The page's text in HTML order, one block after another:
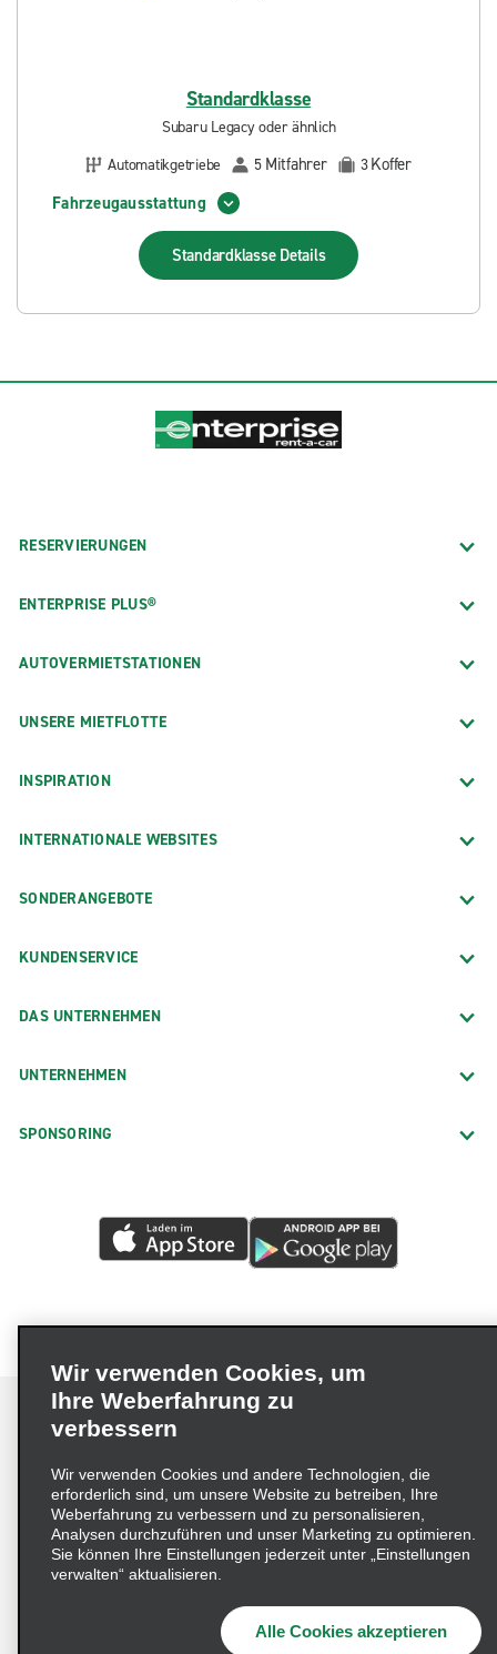
Standardklasse
Subaru Legacy oder ähnlich
Automatikgetriebe
5 Mitfahrer 3Koffer
Fahrzeugausstattung
Standardklasse Details
RESERVIERUNGEN
ENTERPRISE PLUS®
AUTOVERMIETSTATIONEN
UNSERE MIETFLOTTE
INSPIRATION
INTERNATIONALE WEBSITES
SONDERANGEBOTE
KUNDENSERVICE
DAS UNTERNEHMEN
UNTERNEHMEN
SPONSORING
Impressum Nutzungsbedingungen
Datenschutzrichtlinie
Cookie-Richtlinie
Datenschutzoptionen
Lieferkettensorgfaltspflichtengesetz (LkSG) Grundsatzerklärung
Beschwerdeverfahren nach dem
Lieferkettensorgfaltspflichtengesetz
Wir verwenden Cookies, um
Ihre Weberfahrung zu
verbessern
Wir verwenden Cookies und andere Technologien, die
erforderlich sind, um unsere Website zu betreiben, Ihre
Weberfahrung zu verbessern und zu personalisieren,
Analysen durchzuführen und unser Marketing zu optimieren.
Sie können Ihre Einstellungen jederzeit unter „Einstellungen
verwalten“ aktualisieren.
Alle Cookies akzeptieren